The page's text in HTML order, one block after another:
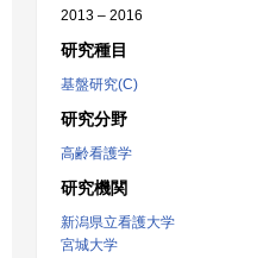
2013 – 2016
研究種目
基盤研究(C)
研究分野
高齢看護学
研究機関
新潟県立看護大学
宮城大学